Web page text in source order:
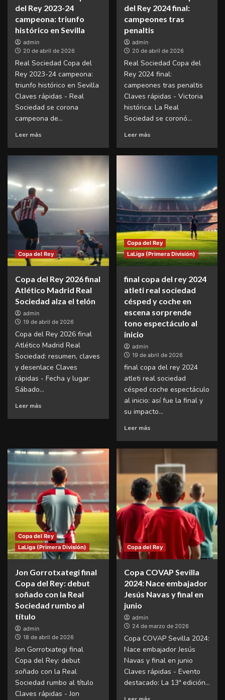
del Rey 2023-24
campeona: triunfo
histórico en Sevilla
admin
20 de abril de 2026
Real Sociedad Copa del
Rey 2023-24 campeona:
triunfo histórico en Sevilla
Claves rápidas - Real
Sociedad se corona
campeona de...
Leer más
del Rey 2024 final:
campeones tras
penaltis
admin
20 de abril de 2026
Real Sociedad Copa del
Rey 2024 final:
campeones tras penaltis
Claves rápidas - Victoria
histórica: La Real
Sociedad se coronó...
Leer más
Copa del Rey
Copa del Rey 2026 final
Atlético Madrid Real
Sociedad alza el telón
admin
19 de abril de 2026
Copa del Rey 2026 final
Atlético Madrid Real
Sociedad: resumen, claves
y desenlace Claves
rápidas - Fecha y lugar:
Sábado...
Leer más
Copa del Rey
LaLiga (Primera División)
final copa del rey 2024
atleti real sociedad
césped y coche en
escena sorprende
tono espectáculo al
inicio
admin
19 de abril de 2026
final copa del rey 2024
atleti real sociedad
césped coche espectáculo
al inicio: así fue la final y
su impacto...
Leer más
Copa del Rey
LaLiga (Primera División)
Jon Gorrotxategi final
Copa del Rey: debut
soñado con la Real
Sociedad rumbo al
título
admin
18 de abril de 2026
Jon Gorrotxategi final
Copa del Rey: debut
soñado con la Real
Sociedad rumbo al título
Claves rápidas - Jon
Copa del Rey
Copa COVAP Sevilla
2024: Nace embajador
Jesús Navas y final en
junio
admin
24 de marzo de 2026
Copa COVAP Sevilla 2024:
Nace embajador Jesús
Navas y final en junio
Claves rápidas - Evento
destacado: La 13ª edición...